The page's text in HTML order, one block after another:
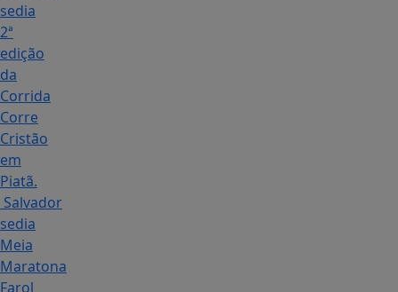
sedia
2ª
edição
da
Corrida
Corre
Cristão
em
Piatã.
Salvador
sedia
Meia
Maratona
Farol